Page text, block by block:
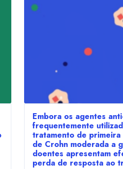
Embora os agentes
frequentemente
tratamento de primeira
de Crohn moderada a
doentes apresentam
perda de resposta ao